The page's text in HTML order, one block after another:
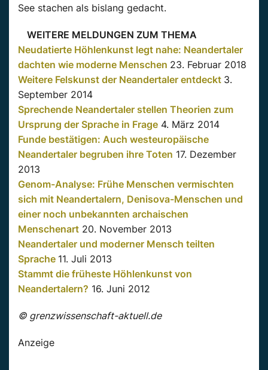
See stachen als bislang gedacht.
WEITERE MELDUNGEN ZUM THEMA
Neudatierte Höhlenkunst legt nahe: Neandertaler
dachten wie moderne Menschen 23. Februar 2018
Weitere Felskunst der Neandertaler entdeckt 3.
September 2014
Sprechende Neandertaler stellen Theorien zum
Ursprung der Sprache in Frage 4. März 2014
Funde bestätigen: Auch westeuropäische
Neandertaler begruben ihre Toten 17. Dezember
2013
Genom-Analyse: Frühe Menschen vermischten
sich mit Neandertalern, Denisova-Menschen und
einer noch unbekannten archaischen
Menschenart 20. November 2013
Neandertaler und moderner Mensch teilten
Sprache 11. Juli 2013
Stammt die früheste Höhlenkunst von
Neandertalern? 16. Juni 2012
© grenzwissenschaft-aktuell.de
Anzeige